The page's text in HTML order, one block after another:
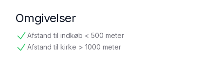
Omgivelser
Afstand til indkøb < 500 meter
tilgængelig
Afstand til kirke > 1000 meter
tilgængelig